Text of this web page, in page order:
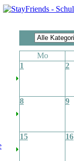
Mo
1
2
8 9
15 16